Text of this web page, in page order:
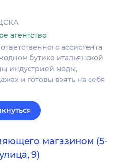
агентство
ассистента
бутике итальянской
индустрией моды,
и готовы взять на себя
магазином (5-
9)